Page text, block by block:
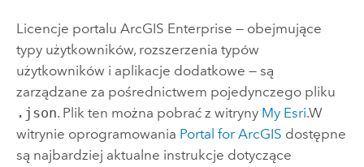
Licencje portalu ArcGIS Enterprise — obejmujące
typy użytkowników, rozszerzenia typów
użytkowników i aplikacje dodatkowe — są
zarządzane za pośrednictwem pojedynczego pliku
.json. Plik ten można pobrać z witryny My Esri.W
witrynie oprogramowania Portal for ArcGIS dostępne
są najbardziej aktualne instrukcje dotyczące